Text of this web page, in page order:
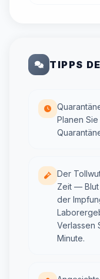
TIPPS
Planen
Der
Zeit — Blut
der
Verlassen
Minute.